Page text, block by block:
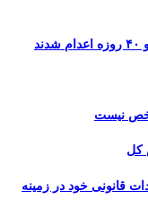
قانونی خود در زمینه